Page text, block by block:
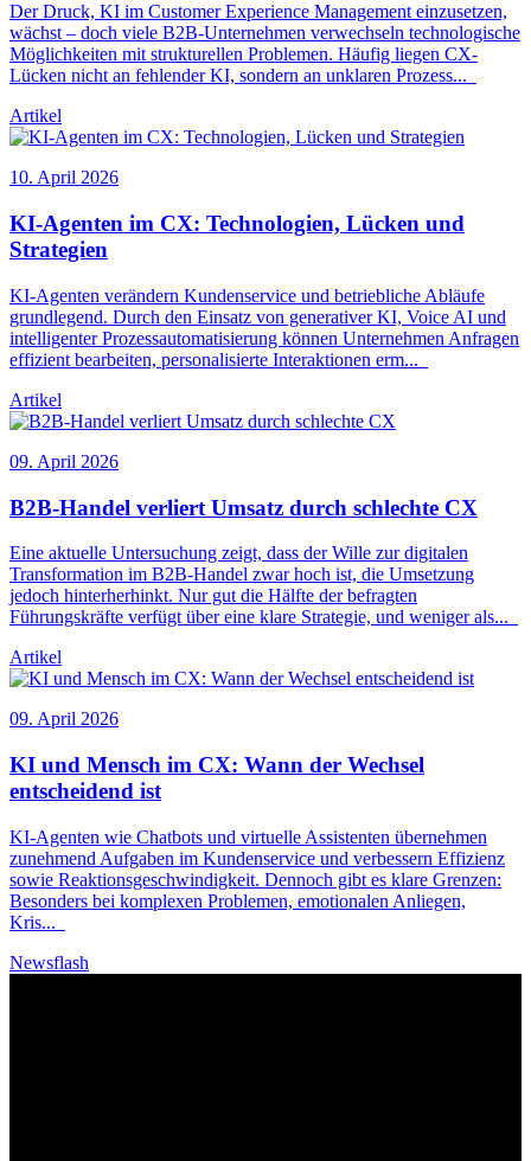
Der Druck, KI im Customer Experience Management einzusetzen,
wächst – doch viele B2B-Unternehmen verwechseln technologische
Möglichkeiten mit strukturellen Problemen. Häufig liegen CX-
Lücken nicht an fehlender KI, sondern an unklaren Prozess...
Artikel
10. April 2026
KI-Agenten im CX: Technologien, Lücken und
Strategien
KI-Agenten verändern Kundenservice und betriebliche Abläufe
grundlegend. Durch den Einsatz von generativer KI, Voice AI und
intelligenter Prozessautomatisierung können Unternehmen Anfragen
effizient bearbeiten, personalisierte Interaktionen erm...
Artikel
09. April 2026
B2B-Handel verliert Umsatz durch schlechte CX
Eine aktuelle Untersuchung zeigt, dass der Wille zur digitalen
Transformation im B2B-Handel zwar hoch ist, die Umsetzung
jedoch hinterherhinkt. Nur gut die Hälfte der befragten
Führungskräfte verfügt über eine klare Strategie, und weniger als...
Artikel
09. April 2026
KI und Mensch im CX: Wann der Wechsel
entscheidend ist
KI-Agenten wie Chatbots und virtuelle Assistenten übernehmen
zunehmend Aufgaben im Kundenservice und verbessern Effizienz
sowie Reaktionsgeschwindigkeit. Dennoch gibt es klare Grenzen:
Besonders bei komplexen Problemen, emotionalen Anliegen,
Kris...
Newsflash